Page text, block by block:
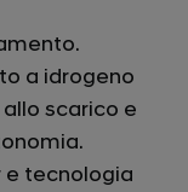
a idrogeno
scarico e
e tecnologia